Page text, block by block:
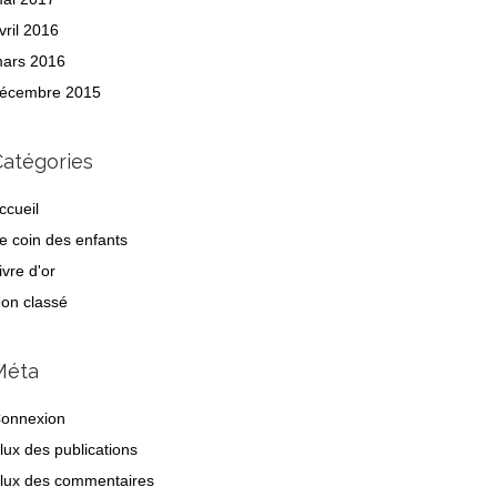
2016
2016
2015
coin des enfants
d'or
classé
des publications
des commentaires